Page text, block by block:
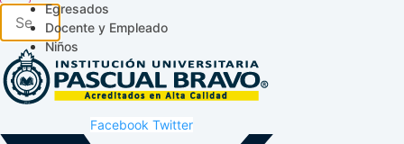
Egresados
Docente y Empleado
Niños
Facebook Twitter